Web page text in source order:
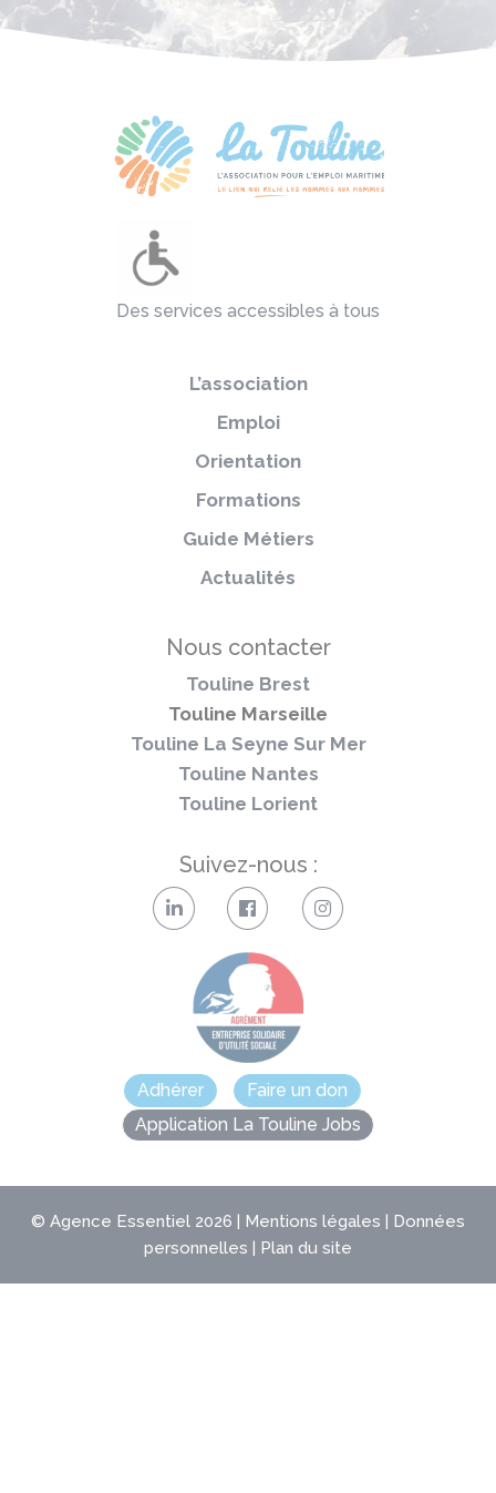
Des services accessibles à tous
L’association
Emploi
Orientation
Formations
Guide Métiers
Actualités
Nous contacter
Touline Brest
Touline Marseille
Touline La Seyne Sur Mer
Touline Nantes
Touline Lorient
Suivez-nous :
Adhérer
Faire un don
Application La Touline Jobs
© Agence Essentiel 2026 | Mentions légales | Données
personnelles | Plan du site